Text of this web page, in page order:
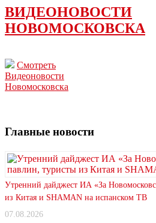
ВИДЕОНОВОСТИ
НОВОМОСКОВСКА
Смотреть
Видеоновости
Новомосковска
Главные новости
Утренний дайджест ИА «За
из Китая и SHAMAN на испанском ТВ
07.08.2026